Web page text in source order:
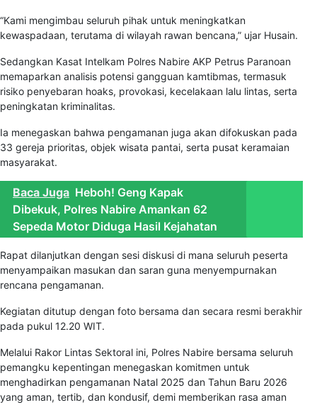
“Kami mengimbau seluruh pihak untuk meningkatkan
kewaspadaan, terutama di wilayah rawan bencana,” ujar Husain.
Sedangkan Kasat Intelkam Polres Nabire AKP Petrus Paranoan
memaparkan analisis potensi gangguan kamtibmas, termasuk
risiko penyebaran hoaks, provokasi, kecelakaan lalu lintas, serta
peningkatan kriminalitas.
Ia menegaskan bahwa pengamanan juga akan difokuskan pada
33 gereja prioritas, objek wisata pantai, serta pusat keramaian
masyarakat.
Baca Juga Heboh! Geng Kapak
Dibekuk, Polres Nabire Amankan 62
Sepeda Motor Diduga Hasil Kejahatan
Rapat dilanjutkan dengan sesi diskusi di mana seluruh peserta
menyampaikan masukan dan saran guna menyempurnakan
rencana pengamanan.
Kegiatan ditutup dengan foto bersama dan secara resmi berakhir
pada pukul 12.20 WIT.
Melalui Rakor Lintas Sektoral ini, Polres Nabire bersama seluruh
pemangku kepentingan menegaskan komitmen untuk
menghadirkan pengamanan Natal 2025 dan Tahun Baru 2026
yang aman, tertib, dan kondusif, demi memberikan rasa aman